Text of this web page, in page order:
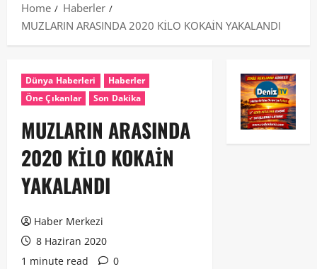
Home
Haberler
MUZLARIN ARASINDA 2020 KİLO KOKAİN YAKALANDI
Dünya Haberleri
Haberler
Öne Çıkanlar
Son Dakika
MUZLARIN ARASINDA
2020 KİLO KOKAİN
YAKALANDI
Haber Merkezi
8 Haziran 2020
1 minute read
0